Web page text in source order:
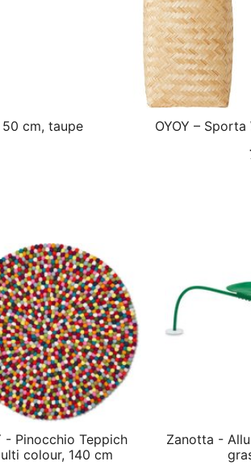
cm, taupe
OYOY –
- Pinocchio Teppich
colour, 140 cm
Zanotta -